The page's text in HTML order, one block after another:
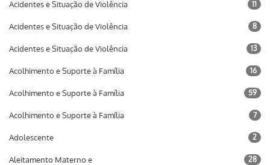
Acidentes e Situação de Violência 11
Acidentes e Situação de Violência 8
Acidentes e Situação de Violência 13
Acolhimento e Suporte à Família 16
Acolhimento e Suporte à Família 59
Acolhimento e Suporte à Família 7
Adolescente 2
Aleitamento Materno e
28